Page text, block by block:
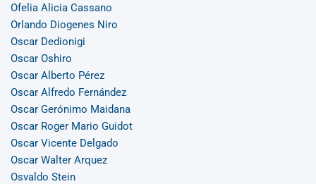
Ofelia Alicia Cassano
Orlando Diogenes Niro
Oscar Dedionigi
Oscar Oshiro
Oscar Alberto Pérez
Oscar Alfredo Fernández
Oscar Gerónimo Maidana
Oscar Roger Mario Guidot
Oscar Vicente Delgado
Oscar Walter Arquez
Osvaldo Stein